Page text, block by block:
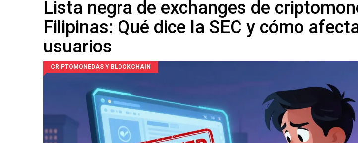
Lista negra de exchanges de
Filipinas: Qué dice la SEC y cómo
usuarios
CRIPTOMONEDAS Y BLOCKCHAIN